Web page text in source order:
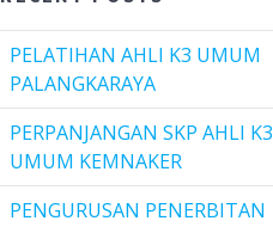
PELATIHAN AHLI K3 UMUM
PALANGKARAYA
PERPANJANGAN SKP AHLI K3
UMUM KEMNAKER
PENGURUSAN PENERBITAN